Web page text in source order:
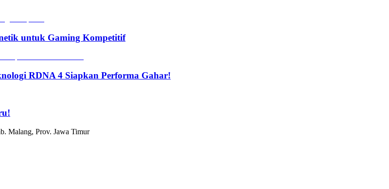
untuk Gaming Kompetitif
RDNA 4 Siapkan Performa Gahar!
Malang, Prov. Jawa Timur